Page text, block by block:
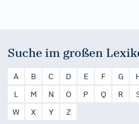
Suche im großen
A B C D E F G
L
M N O P Q R
W
X Y Z